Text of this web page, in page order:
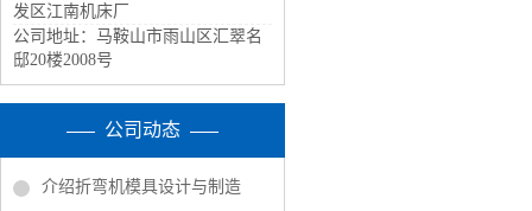
发区江南机床厂
公司地址：马鞍山市雨山区汇翠名
邸20楼2008号
公司动态
介绍折弯机模具设计与制造